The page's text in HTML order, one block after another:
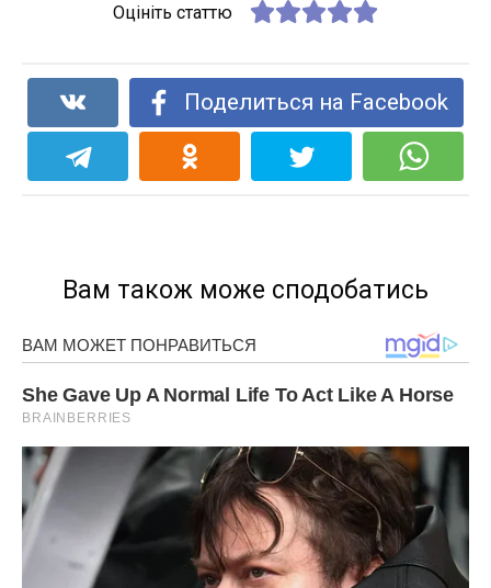
Оцініть статтю
Поделиться на Facebook
Вам також може сподобатись